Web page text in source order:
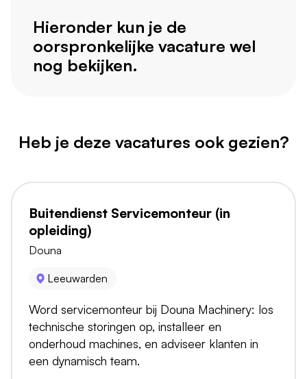
Hieronder kun je de
oorspronkelijke vacature wel
nog bekijken.
Heb je deze vacatures ook gezien?
Buitendienst Servicemonteur (in
opleiding)
Douna
Leeuwarden
Word servicemonteur bij Douna Machinery: los
technische storingen op, installeer en
onderhoud machines, en adviseer klanten in
een dynamisch team.